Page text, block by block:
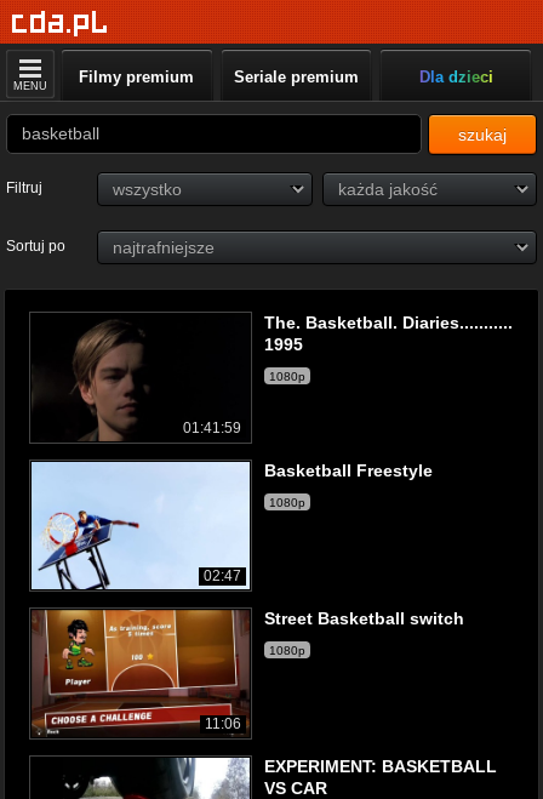
MENU Filmy premium Seriale premium Dla dzieci
szukaj
Filtruj
Sortuj po
01:41:59
The. Basketball. Diaries...........
1995
1080p
02:47
Basketball Freestyle
1080p
11:06
Street Basketball switch
1080p
EXPERIMENT: BASKETBALL
VS CAR